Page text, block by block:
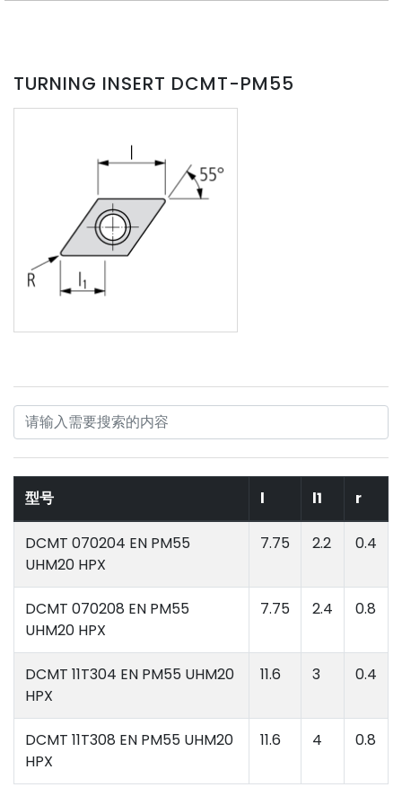
TURNING INSERT DCMT-PM55
型号 l l1 r
DCMT 070204 EN PM55
UHM20 HPX
7.75 2.2 0.4
DCMT 070208 EN PM55
UHM20 HPX
7.75 2.4 0.8
DCMT 11T304 EN PM55 UHM20
HPX
11.6 3 0.4
DCMT 11T308 EN PM55 UHM20
HPX
11.6 4 0.8